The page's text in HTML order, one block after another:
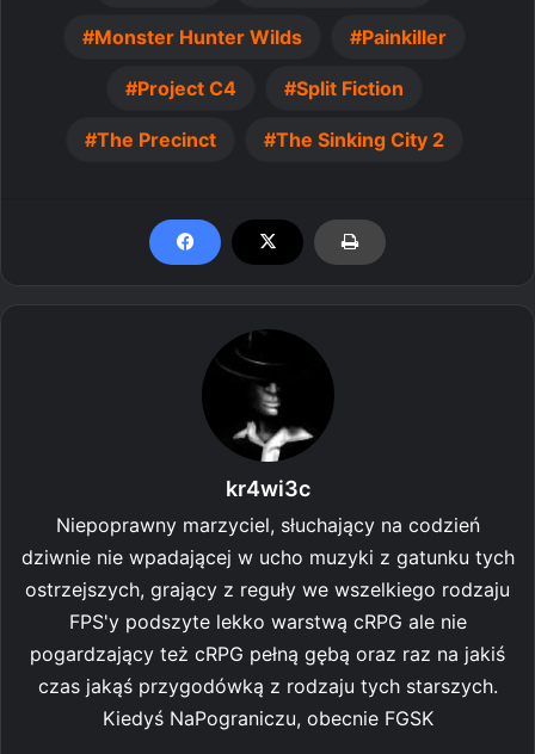
Monster Hunter Wilds Painkiller
Project C4 Split Fiction
The Precinct The Sinking City 2
kr4wi3c
Niepoprawny marzyciel, słuchający na codzień
dziwnie nie wpadającej w ucho muzyki z gatunku tych
ostrzejszych, grający z reguły we wszelkiego rodzaju
FPS'y podszyte lekko warstwą cRPG ale nie
pogardzający też cRPG pełną gębą oraz raz na jakiś
czas jakąś przygodówką z rodzaju tych starszych.
Kiedyś NaPograniczu, obecnie FGSK